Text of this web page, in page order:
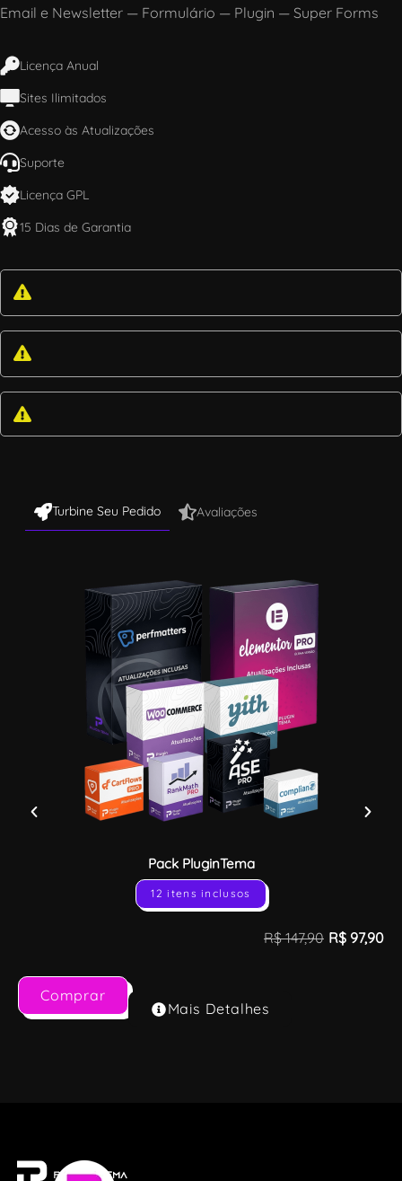
Email e Newsletter — Formulário — Plugin — Super Forms
Licença Anual
Sites Ilimitados
Acesso às Atualizações
Suporte
Licença GPL
15 Dias de Garantia
Turbine Seu Pedido Avaliações
Pack PluginTema
12 itens inclusos
R$147,90 R$ 97,90
Comprar
Mais Detalhes